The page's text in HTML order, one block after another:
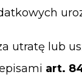
utratę lub
art.